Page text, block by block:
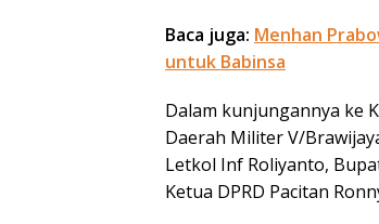
Baca juga: Menhan
untuk Babinsa
Dalam kunjungannya ke
Daerah Militer V/
Letkol Inf Roliyanto,
Ketua DPRD Pacitan